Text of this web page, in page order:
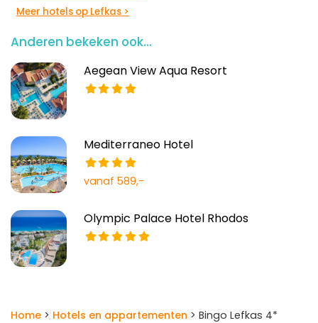
Meer hotels op Lefkas >
Anderen bekeken ook...
Aegean View Aqua Resort
Mediterraneo Hotel
vanaf 589,-
Olympic Palace Hotel Rhodos
Home > Hotels en appartementen > Bingo Lefkas 4*